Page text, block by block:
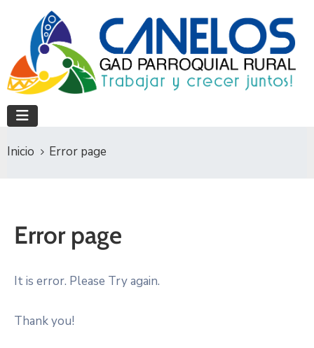
Inicio Error page
Error page
It is error. Please Try again.
Thank you!